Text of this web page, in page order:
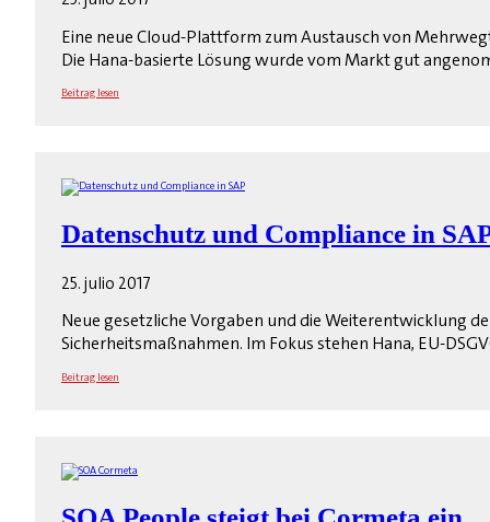
Eine neue Cloud-Plattform zum Austausch von
Die Hana-basierte Lösung wurde vom Markt gut
Beitrag lesen
Datenschutz und Compliance in
25. julio 2017
Neue gesetzliche Vorgaben und die Weiterentwicklung
Sicherheitsmaßnahmen. Im Fokus stehen Hana, EU-
Beitrag lesen